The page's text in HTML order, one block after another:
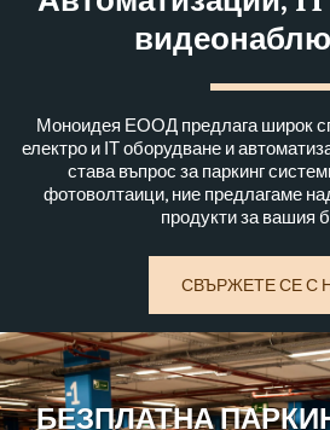
Моноидея ЕООД предлага широк
електро и ΙТ оборудване и
става въпрос за паркинг
фотоволтаици, ние предлагаме
продукти за вашия
СВЪРЖЕТЕ СЕ С
БЕЗПЛАТНА